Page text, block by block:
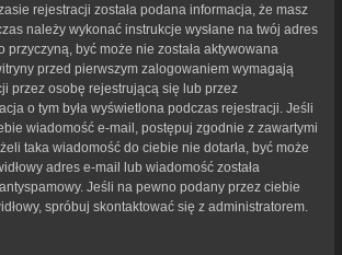
rejestracji została podana informacja, że masz
należy wykonać instrukcje wysłane na twój adres
przyczyną, być może nie została aktywowana
przed pierwszym zalogowaniem wymagają
przez osobę rejestrującą się lub przez
o tym była wyświetlona podczas rejestracji. Jeśli
wiadomość e-mail, postępuj zgodnie z zawartymi
taka wiadomość do ciebie nie dotarła, być może
adres e-mail lub wiadomość została
Jeśli na pewno podany przez ciebie
spróbuj skontaktować się z administratorem.